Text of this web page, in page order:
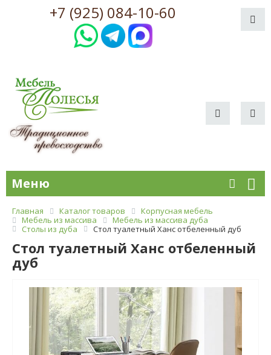
+7 (925) 084-10-60
Меню
Главная Каталог товаров
Корпусная мебель
Мебель из массива
Мебель из массива дуба
Столы из дуба
Стол туалетный Ханс отбеленный дуб
Стол туалетный Ханс отбеленный
дуб